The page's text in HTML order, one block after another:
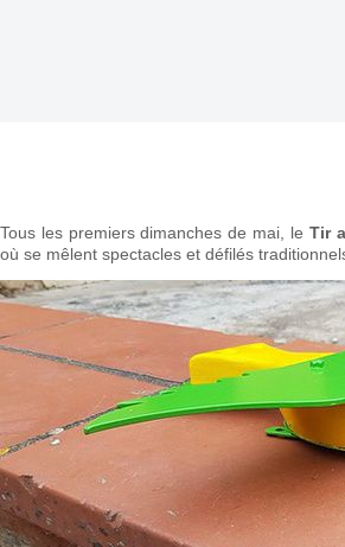
Tous les premiers dimanches de mai, le Tir
où se mêlent spectacles et défilés